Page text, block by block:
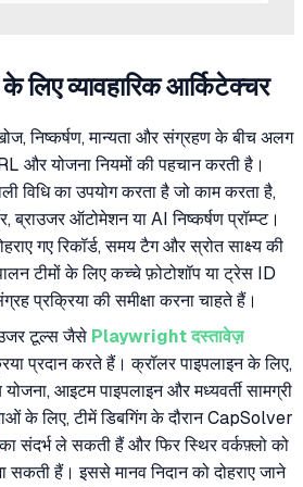
लिए व्यावहारिक आर्किटेक्चर
निष्कर्षण, मान्यता और संग्रहण के बीच अलग
और योजना नियमों की पहचान करती है।
विधि का उपयोग करता है जो काम करता है,
ऑटोमेशन या AI निष्कर्षण प्रॉम्प्ट।
गए रिकॉर्ड, समय टैग और स्रोत साक्ष्य की
टीमों के लिए कच्चे फ़ोटोशॉप या ट्रेस ID
प्रक्रिया की समीक्षा करना चाहते हैं।
टूल्स जैसे Playwright दस्तावेज़
प्रदान करते हैं। क्रॉलर पाइपलाइन के लिए,
आइटम पाइपलाइन और मध्यवर्ती सामग्री
के लिए, टीमें डिबगिंग के दौरान CapSolver
संदर्भ ले सकती हैं और फिर स्थिर वर्कफ़्लो को
हैं। इससे मानव निदान को दोहराए जाने